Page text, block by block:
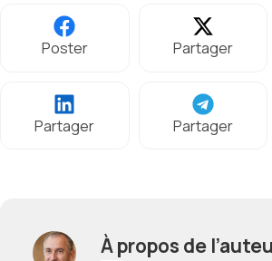
Poster Partager
Partager Partager
À propos de